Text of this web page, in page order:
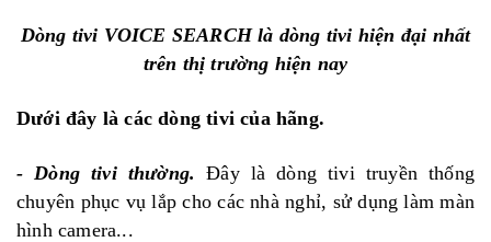
Dòng tivi VOICE SEARCH là dòng tivi hiện đại nhất
trên thị trường hiện nay
Dưới đây là các dòng tivi của hãng.
- Dòng tivi thường. Đây là dòng tivi truyền thống
chuyên phục vụ lắp cho các nhà nghỉ, sử dụng làm màn
hình camera...